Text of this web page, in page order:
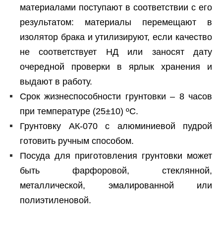
материалами поступают в соответствии с его
результатом: материалы перемещают в
изолятор брака и утилизируют, если качество
не соответствует НД или заносят дату
очередной проверки в ярлык хранения и
выдают в работу.
Срок жизнеспособности грунтовки – 8 часов
при температуре (25±10) ºС.
Грунтовку АК-070 с алюминиевой пудрой
готовить ручным способом.
Посуда для приготовления грунтовки может
быть фарфоровой, стеклянной,
металлической, эмалированной или
полиэтиленовой.